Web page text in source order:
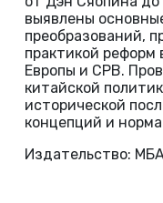
выявлены
преобразований,
практикой
Европы и СРВ.
китайской
исторической
концепций и
Издательство: